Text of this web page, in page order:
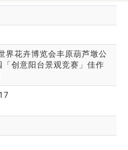
界花卉博览会丰原葫芦墩公
「创意阳台景观竞赛」佳作